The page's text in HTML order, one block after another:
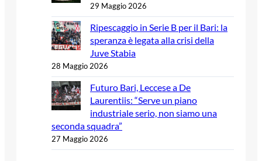
29 Maggio 2026
Ripescaggio in Serie B per il Bari: la
speranza è legata alla crisi della
Juve Stabia
28 Maggio 2026
Futuro Bari, Leccese a De
Laurentiis: “Serve un piano
industriale serio, non siamo una
seconda squadra”
27 Maggio 2026